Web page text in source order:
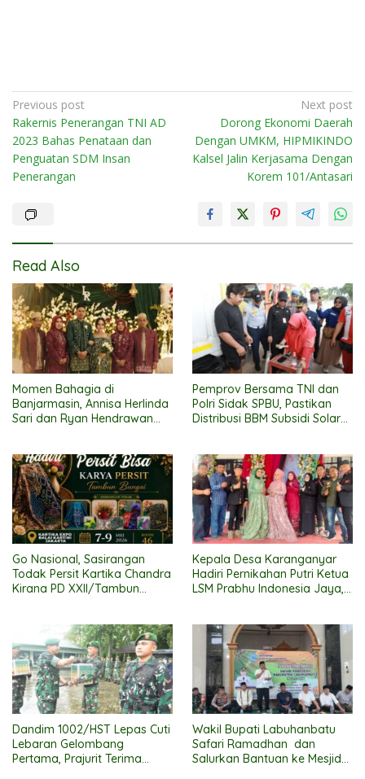
Post
navigation
Previous post
Rakernis Penerangan TNI AD
2023 Bahas Penataan dan
Penguatan SDM Insan
Penerangan
Next post
Dorong Ekonomi Daerah
Dengan UMKM, HIPMIKINDO
Kalsel Jalin Kerjasama Dengan
Korem 101/Antasari
Read Also
Momen Bahagia di
Banjarmasin, Annisa Herlinda
Sari dan Ryan Hendrawan
Pemprov Bersama TNI dan
Polri Sidak SPBU, Pastikan
Distribusi BBM Subsidi Solar
Go Nasional, Sasirangan
Todak Persit Kartika Chandra
Kirana PD XXII/Tambun
Kepala Desa Karanganyar
Hadiri Pernikahan Putri Ketua
LSM Prabhu Indonesia Jaya,
Dandim 1002/HST Lepas Cuti
Lebaran Gelombang
Pertama, Prajurit Terima
Wakil Bupati Labuhanbatu
Safari Ramadhan dan
Salurkan Bantuan ke Mesjid